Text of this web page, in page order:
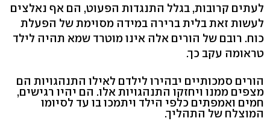
לעתים קרובות, בגלל התנגדות הפעוט, הם אף נאלצים
לעשות זאת בלית ברירה במידה מסוימת של הפעלת
כוח. רובם של הורים אלה אינו מוטרד שמא תהיה לילד
טראומה עקב כך.
הורים סמכותיים יבהירו לילדם לאילו התנהגויות הם
מצפים ממנו ויחזקו התנהגויות אלו. הם יהיו רגישים,
חמים ואמפתים כלפי הילד ויתמכו בו עד לסיומו
המוצלח של התהליך.